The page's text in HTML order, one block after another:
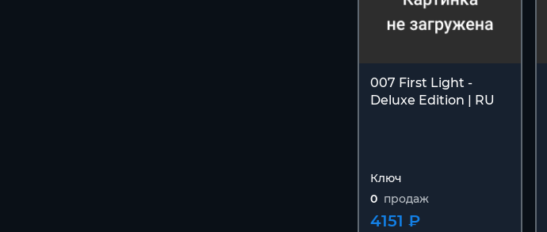
007 First Light -
Deluxe Edition | RU
Ключ
0 продаж
4151 ₽